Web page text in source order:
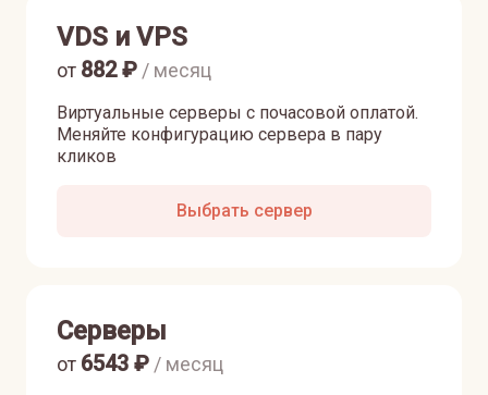
VDS и VPS
Виртуальные серверы с почасовой оплатой.
Меняйте конфигурацию сервера в пару
кликов
от 882₽ / месяц
Выбрать сервер
Серверы
от 6543 ₽ / месяц